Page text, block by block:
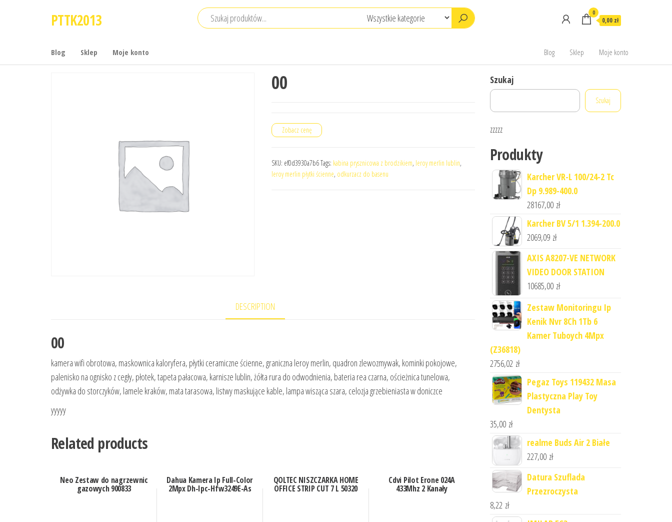
PTTK2013 0
0,00 zł
Blog Sklep Moje konto Blog Sklep Moje konto
00
Zobacz cenę
SKU: ef0d3930a7b6Tags: kabina prysznicowa z brodzikiem, leroy merlin lublin,
leroy merlin płytki ścienne, odkurzacz do basenu
DESCRIPTION
00
kamera wifi obrotowa, maskownica kaloryfera, płytki ceramiczne ścienne, graniczna leroy merlin, quadron zlewozmywak, kominki pokojowe,
palenisko na ognisko z cegły, płotek, tapeta pałacowa, karnisze lublin, żółta rura do odwodnienia, bateria rea czarna, ościeżnica tunelowa,
odżywka do storczyków, lamele kraków, mata tarasowa, listwy maskujące kable, lampa wisząca szara, celozja grzebieniasta w doniczce
yyyyy
Related products
Neo Zestaw do nagrzewnic
gazowych 900833
Dahua Kamera Ip Full-Color
2Mpx Dh-Ipc-Hfw3249E-As
QOLTEC NISZCZARKA HOME
OFFICE STRIP CUT 7 L 50320
Cdvi Pilot Erone 024A
433Mhz 2 Kanały
Szukaj
Szukaj
zzzzz
Produkty
Karcher VR-L 100/24-2 Tc
Dp 9.989-400.0
28167,00 zł
Karcher BV 5/1 1.394-200.0
2069,09 zł
AXIS A8207-VE NETWORK
VIDEO DOOR STATION
10685,00 zł
Zestaw Monitoringu Ip
Kenik Nvr 8Ch 1Tb 6
Kamer Tuboych 4Mpx
(Z36818)
2756,02 zł
Pegaz Toys 119432 Masa
Plastyczna Play Toy
Dentysta
35,00 zł
realme Buds Air 2 Białe
227,00 zł
Datura Szuflada
Przezroczysta
8,22 zł